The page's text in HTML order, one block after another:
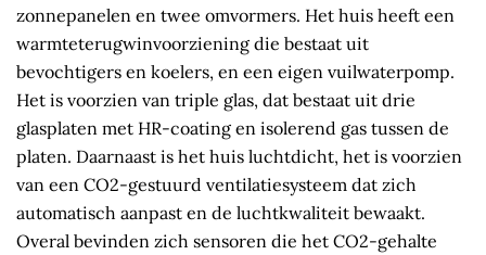
zonnepanelen en twee omvormers. Het huis heeft een
warmteterugwinvoorziening die bestaat uit
bevochtigers en koelers, en een eigen vuilwaterpomp.
Het is voorzien van triple glas, dat bestaat uit drie
glasplaten met HR-coating en isolerend gas tussen de
platen. Daarnaast is het huis luchtdicht, het is voorzien
van een CO2-gestuurd ventilatiesysteem dat zich
automatisch aanpast en de luchtkwaliteit bewaakt.
Overal bevinden zich sensoren die het CO2-gehalte